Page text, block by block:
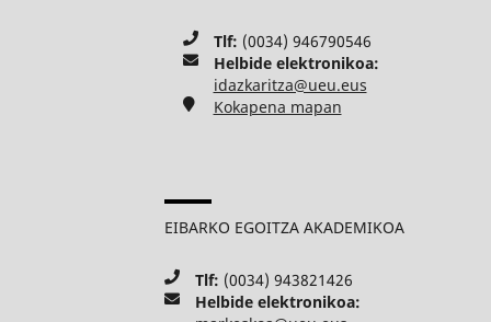
Tlf: (0034) 946790546
Helbide elektronikoa:
idazkaritza@ueu.eus
Kokapena mapan
EIBARKO EGOITZA AKADEMIKOA
Tlf: (0034) 943821426
Helbide elektronikoa: